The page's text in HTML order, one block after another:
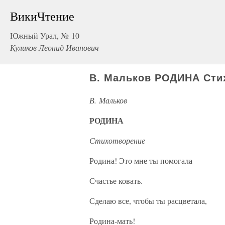
ВикиЧтение
Южный Урал, № 10
Куликов Леонид Иванович
В. Мальков РОДИНА
В. Мальков
РОДИНА
Стихотворение
Родина! Это мне ты помогала
Счастье ковать.
Сделаю все, чтобы ты расцветала,
Родина-мать!